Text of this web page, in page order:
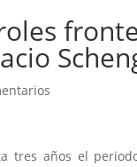
tres años el